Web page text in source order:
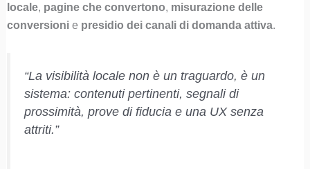
locale, pagine che convertono, misurazione delle
conversionie presidio dei canali di domanda attiva.
“La visibilità locale non è un traguardo, è un
sistema: contenuti pertinenti, segnali di
prossimità, prove di fiducia e una UX senza
attriti.”